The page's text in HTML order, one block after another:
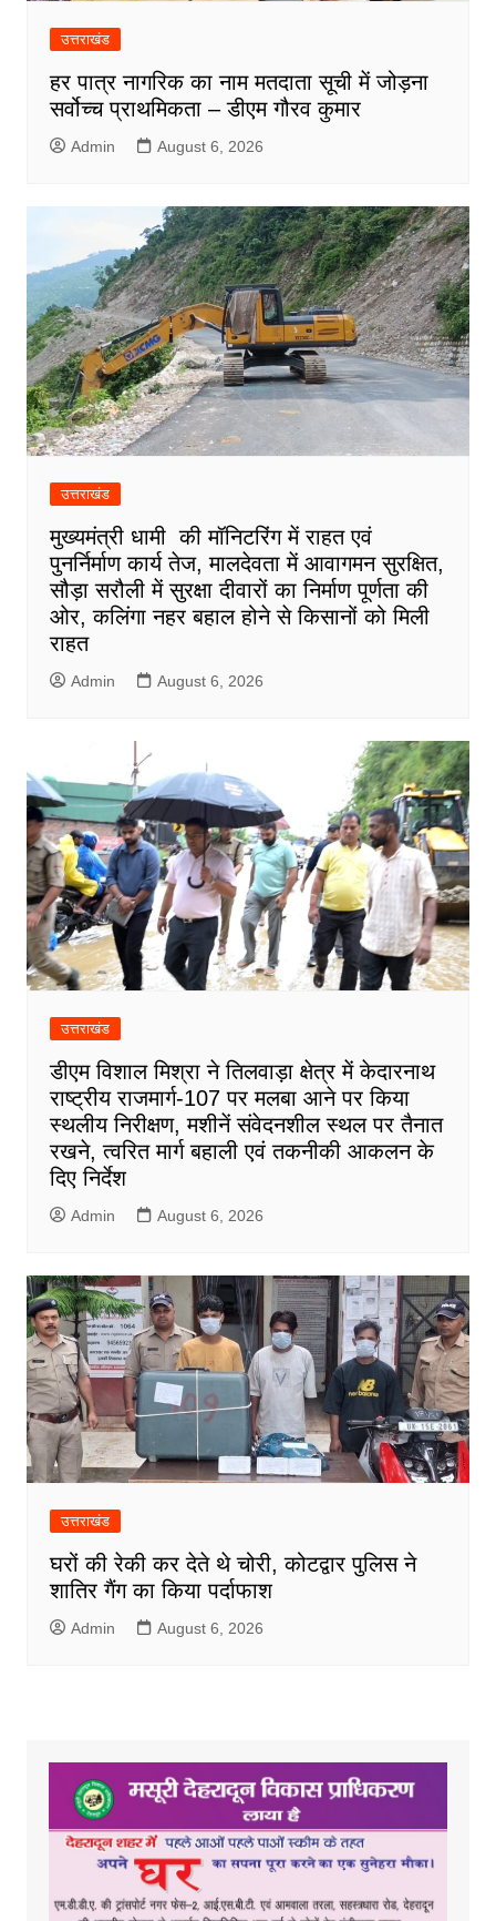
उत्तराखंड
हर पात्र नागरिक का नाम मतदाता सूची में जोड़ना
सर्वोच्च प्राथमिकता – डीएम गौरव कुमार
Admin August 6, 2026
उत्तराखंड
मुख्यमंत्री धामी की मॉनिटरिंग में राहत एवं
पुनर्निर्माण कार्य तेज, मालदेवता में आवागमन सुरक्षित,
सौड़ा सरौली में सुरक्षा दीवारों का निर्माण पूर्णता की
ओर, कलिंगा नहर बहाल होने से किसानों को मिली
राहत
Admin August 6, 2026
उत्तराखंड
डीएम विशाल मिश्रा ने तिलवाड़ा क्षेत्र में केदारनाथ
राष्ट्रीय राजमार्ग-107 पर मलबा आने पर किया
स्थलीय निरीक्षण, मशीनें संवेदनशील स्थल पर तैनात
रखने, त्वरित मार्ग बहाली एवं तकनीकी आकलन के
दिए निर्देश
Admin August 6, 2026
उत्तराखंड
घरों की रेकी कर देते थे चोरी, कोटद्वार पुलिस ने
शातिर गैंग का किया पर्दाफाश
Admin August 6, 2026